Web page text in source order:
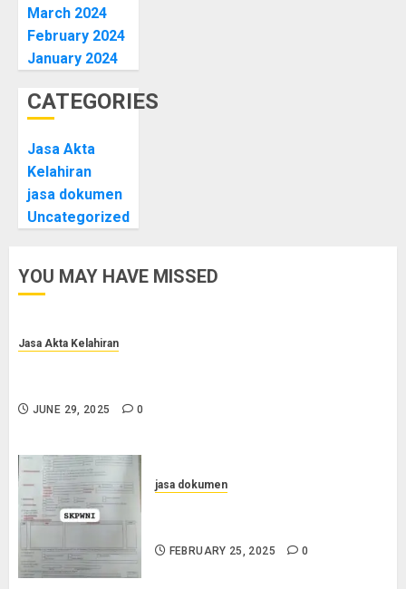
March 2024
February 2024
January 2024
CATEGORIES
Jasa Akta
Kelahiran
jasa dokumen
Uncategorized
YOU MAY HAVE MISSED
Jasa Akta Kelahiran
JUNE 29, 2025 0
jasa dokumen
FEBRUARY 25, 2025 0